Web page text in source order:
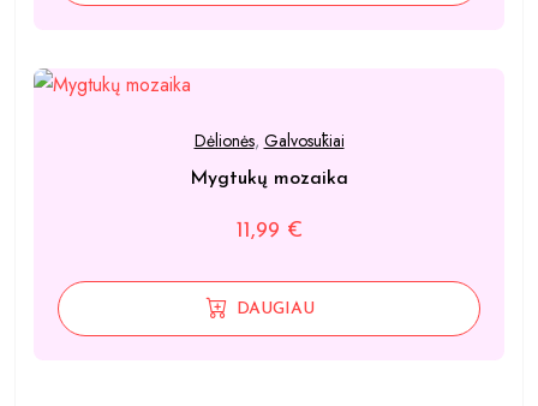
Dėlionės, Galvosūkiai
Mygtukų mozaika
11,99 €
DAUGIAU